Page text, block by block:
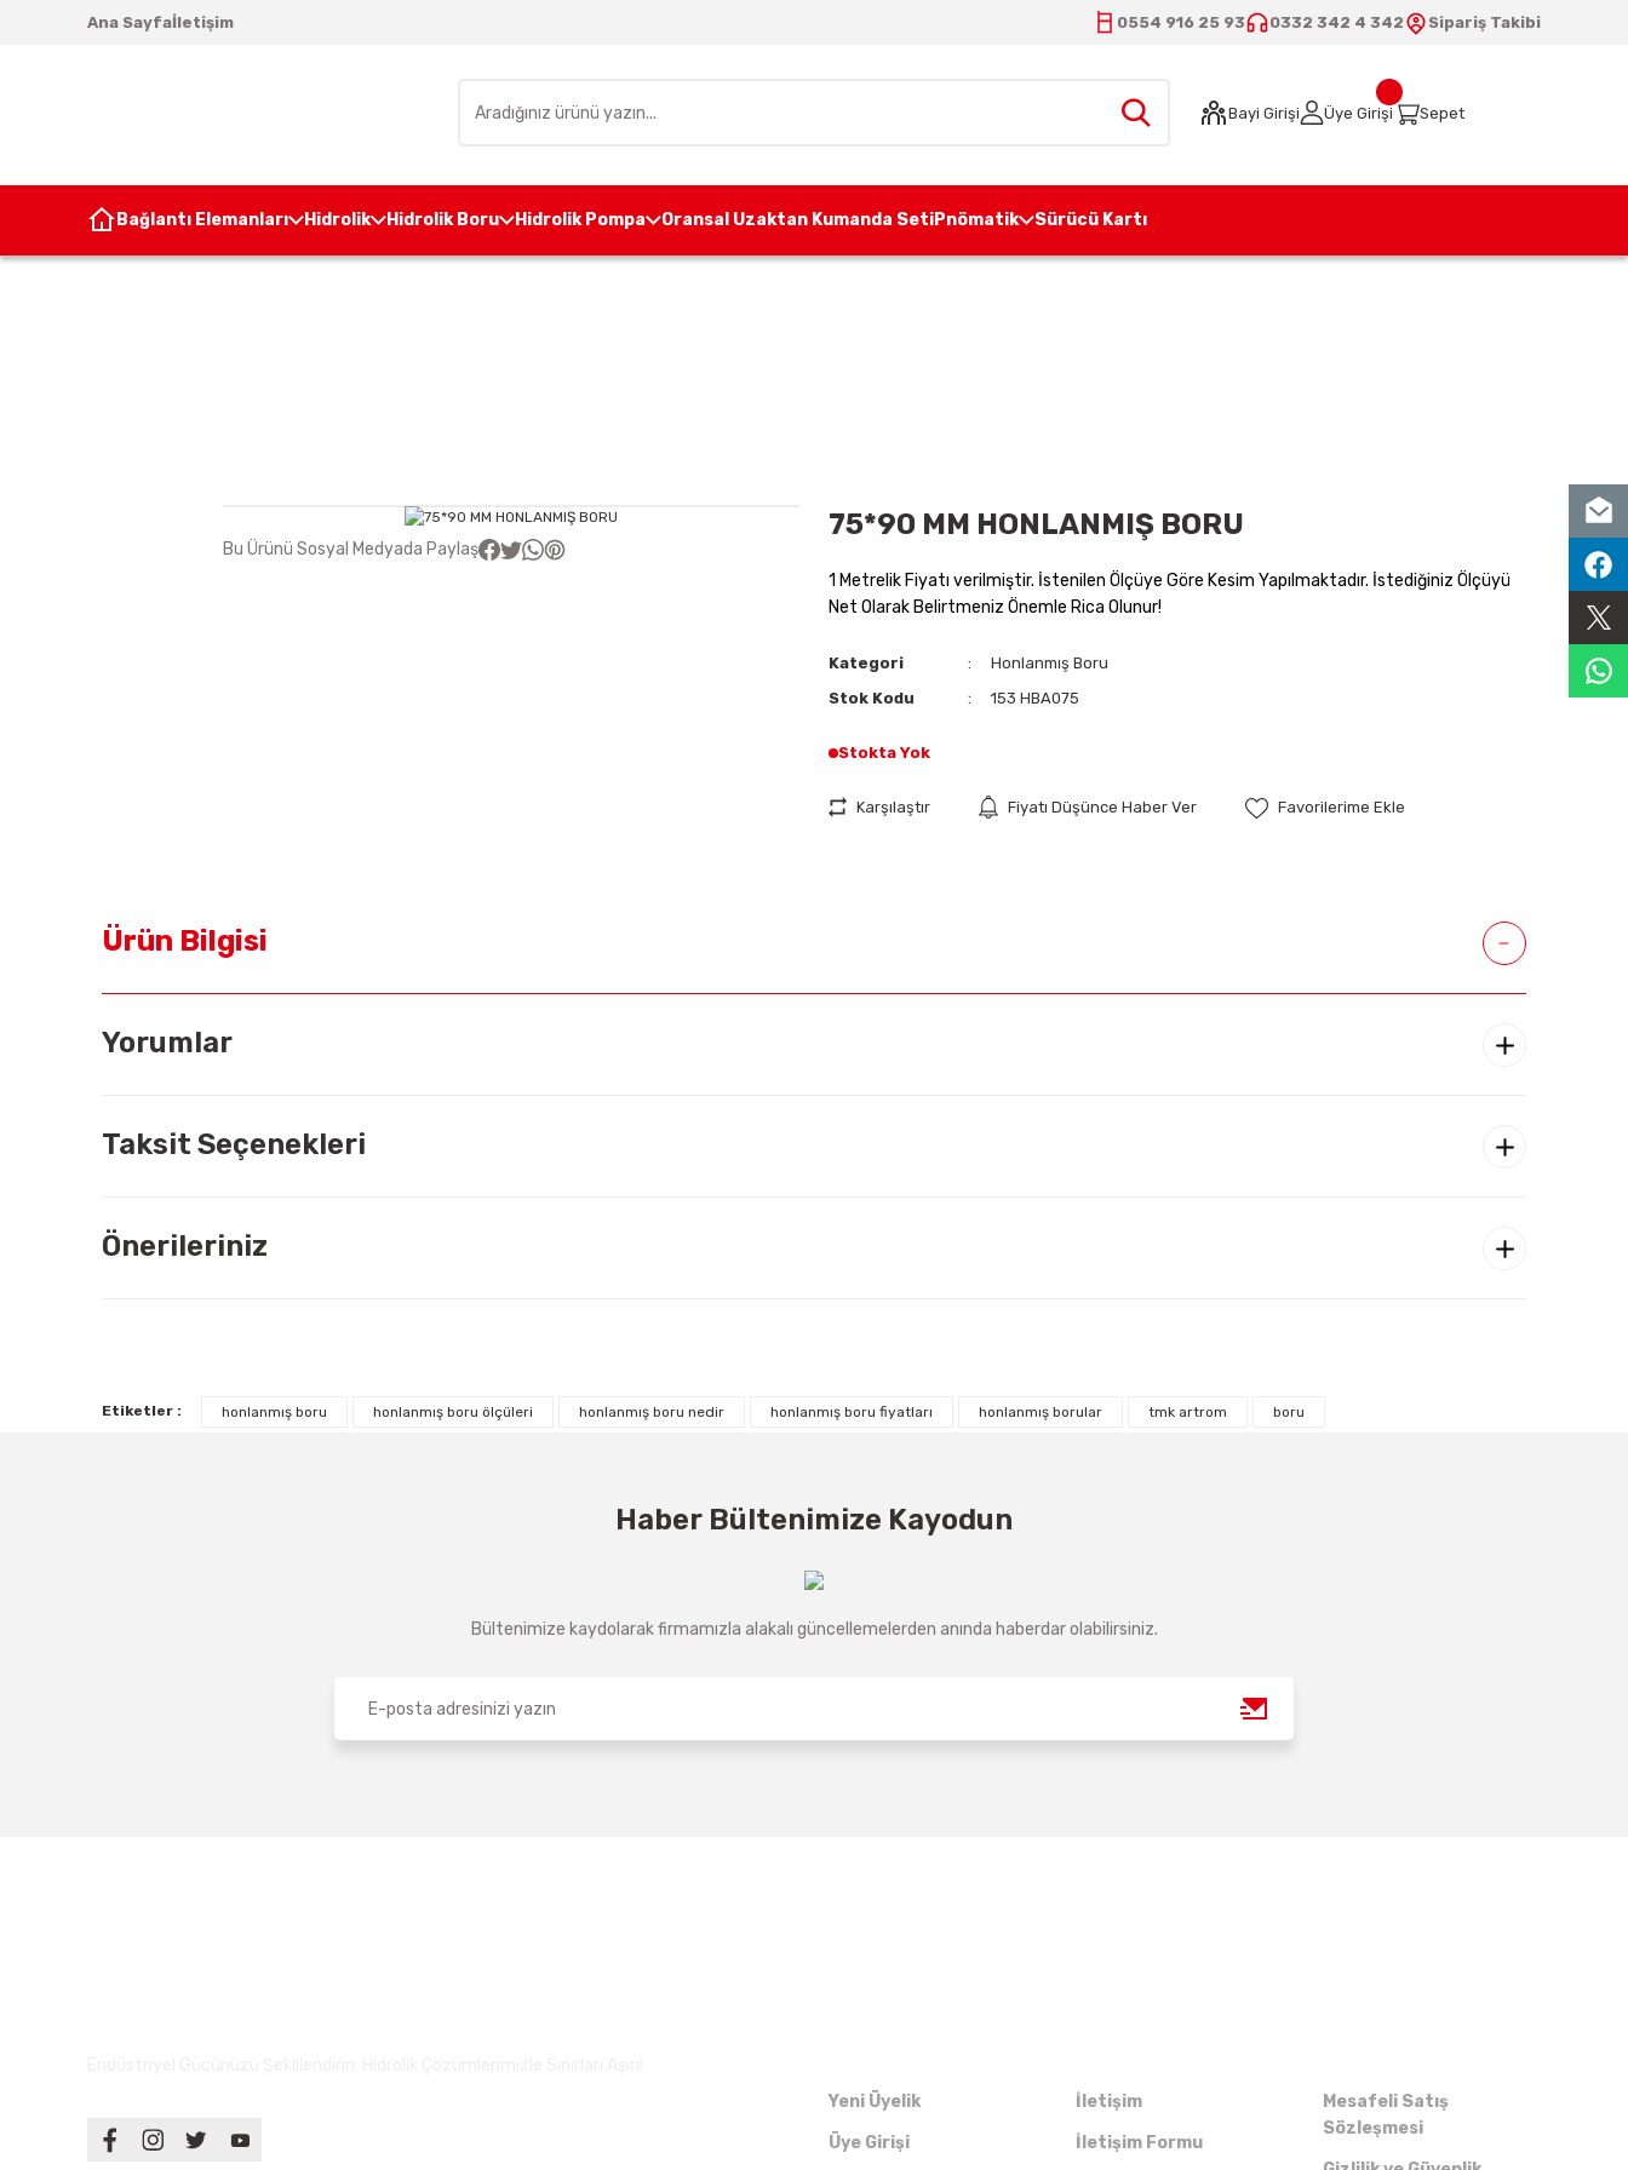
Ana Sayfaİletişim 0554 916 25 93 0332 342 4 342 Sipariş Takibi
Bayi Girişi Üye Girişi Sepet
Bağlantı Elemanları Hidrolik Hidrolik Boru Hidrolik Pompa Oransal Uzaktan Kumanda SetiPnömatik Sürücü Kartı
Bu Ürünü Sosyal Medyada Paylaş
75*90 MM HONLANMIŞ BORU
1 Metrelik Fiyatı verilmiştir. İstenilen Ölçüye Göre Kesim Yapılmaktadır. İstediğiniz Ölçüyü
Net Olarak Belirtmeniz Önemle Rica Olunur!
Kategori
Honlanmış Boru
Stok Kodu
153 HBA075
Stokta Yok
Karşılaştır Fiyatı Düşünce Haber Ver
Ürün Bilgisi
Yorumlar
Taksit Seçenekleri
Önerileriniz
Etiketler : honlanmış boru honlanmış boru ölçüleri honlanmış boru nedir honlanmış boru fiyatları honlanmış borular tmk artrom boru
Haber Bültenimize Kayodun
Bültenimize kaydolarak firmamızla alakalı güncellemelerden anında haberdar olabilirsiniz.
Yeni Üyelik
Üye Girişi
İletişim
İletişim Formu
Mesafeli Satış
Sözleşmesi